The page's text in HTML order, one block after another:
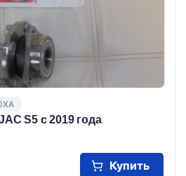
S5 с 2019 года
Купить